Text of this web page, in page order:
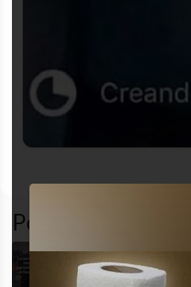
Popular en LVI
Y después